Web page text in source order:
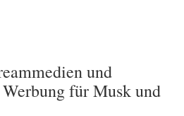
und
für Musk und